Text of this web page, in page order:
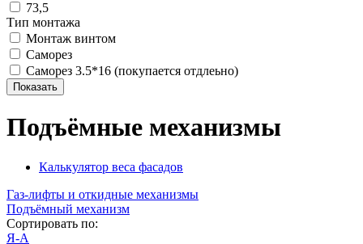
73,5
Тип монтажа
Монтаж винтом
Саморез
Саморез 3.5*16 (покупается отдлеьно)
Подъёмные механизмы
Калькулятор веса фасадов
Газ-лифты и откидные механизмы
Подъёмный механизм
Сортировать по:
Я-А